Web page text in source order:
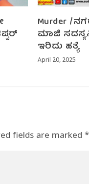
Murder /
ಮಾಜಿ
ಇರಿದು ಹತ್ಯೆ
April 20, 2025
fields are marked*